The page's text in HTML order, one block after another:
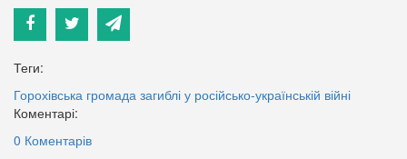
Теги:
Горохівська громада загиблі у російсько-українській війні
Коментарі:
0 Коментарів